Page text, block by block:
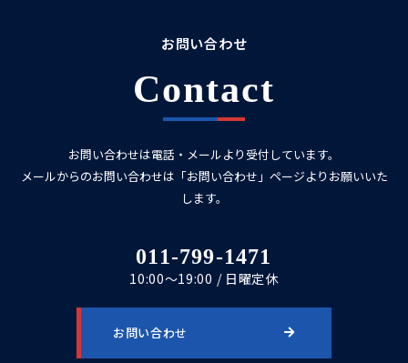
お問い合わせ
Contact
お問い合わせは電話・メールより受付しています。
メールからのお問い合わせは「お問い合わせ」ページよりお願いいた
します。
011-799-1471
10:00～19:00 / 日曜定休
お問い合わせ